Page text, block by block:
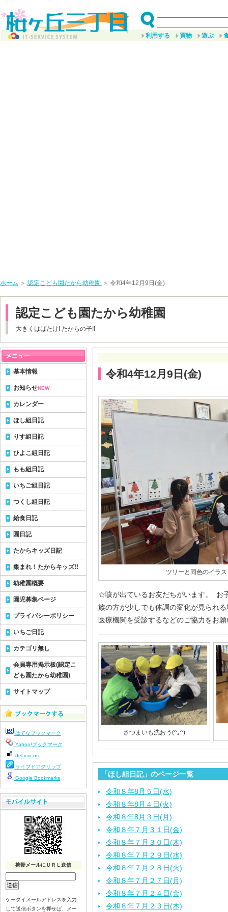
利用する 買物 遊ぶ
ホーム ＞ 認定こども園たから幼稚園 ＞ 令和4年12月9日(金)
認定こども園たから幼稚園
大きくはばたけ! たからの子!!
令和4年12月9日(金)
ツリーと同色のイラ
☆咳が出ているお友だちがいます。 お
族の方が少しでも体調の変化が見られ
医療機関を受診するなどのご協力をお
さつまいも洗おう(^｡^)
「ほし組日記」のページ一覧
令和８年8月５日(水)
令和８年8月４日(火)
令和８年8月３日(月)
令和８年７月３１日(金)
令和８年７月３０日(木)
令和８年７月２９日(水)
令和８年７月２８日(火)
令和８年７月２７日(月)
令和８年７月２４日(金)
令和８年７月２３日(木)
基本情報
お知らせNEW
カレンダー
ほし組日記
りす組日記
ひよこ組日記
もも組日記
いちご組日記
つくし組日記
給食日記
園日記
たからキッズ日記
集まれ！たからキッズ!!
幼稚園概要
園児募集ページ
プライバシーポリシー
いちご日記
カテゴリ無し
会員専用掲示板(認定こ
ども園たから幼稚園)
サイトマップ
はてなブックマーク
Yahoo!ブックマーク
del.icio.us
ライブドアクリップ
Google Bookmarks
携帯メールにＵＲＬ送信
ケータイメールアドレスを入力
して送信ボタンを押せば、メー